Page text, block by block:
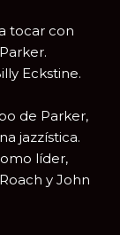
tocar con
.
Eckstine.
de Parker,
jazzística.
líder,
yJohn